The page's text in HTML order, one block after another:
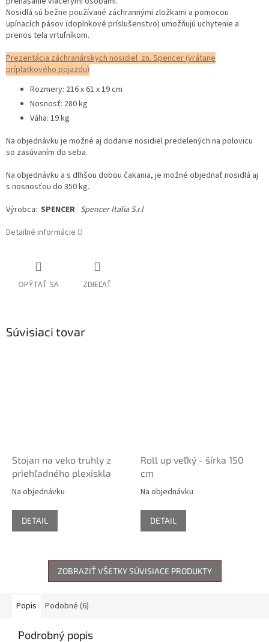
Nosidlá sú bežne používané záchrannými zložkami a pomocou
upínacích pásov (doplnkové príslušenstvo) umožňujú uchytenie a
prenos tela vrtuľníkom.
Prezentácia záchranárskych nosidiel zn. Spencer (vrátane
príplatkového pojazdu)
Rozmery: 216 x 61 x 19 cm
Nosnosť: 280 kg
Váha: 19 kg
Na objednávku je možné aj dodanie nosidiel predelených na polovicu
so zasúvaním do seba.
Na objednávku a s dlhšou dobou čakania, je možné objednať nosidlá aj
s nosnosťou do 350 kg.
Výrobca: SPENCER Spencer Italia S.r.l
Detailné informácie
OPÝTAŤ SA ZDIEĽAŤ
Súvisiaci tovar
Stojan na veko truhly z
priehľadného plexiskla
Na objednávku
DETAIL
Roll up veľký - šírka 150
cm
Na objednávku
DETAIL
ZOBRAZIŤ VŠETKY SÚVISIACE PRODUKTY
Popis Podobné (6)
Podrobný popis